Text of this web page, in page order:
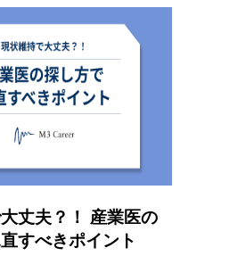
丈夫？！ 産業医の
すべきポイント